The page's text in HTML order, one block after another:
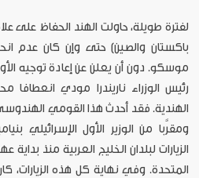
لفترة طويلة، حاولت الهند الحفاظ على
باكستان والصين) حتى وإن كان عدم
موسكو. دون أن يعلن عن إعادة توجيه
رئيس الوزراء ناريندرا مودي
الهندية. فقد أحدث هذا القومي
ومقرَّبا من الوزير الأول الإسرائيلي
الزيارات لبلدان الخليج العربية منذ
المتحدة. وفي نهاية كل هذه الزيارات،